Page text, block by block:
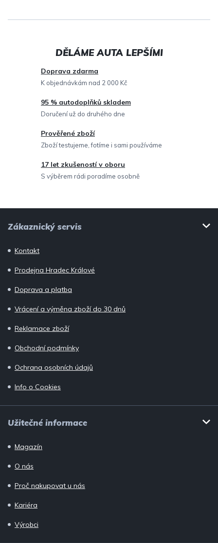
Doprava zdarma
K objednávkám nad 2 000 Kč
95 % autodoplňků skladem
Doručení už do druhého dne
Prověřené zboží
Zboží testujeme, fotíme i sami používáme
17 let zkušeností v oboru
S výběrem rádi poradíme osobně
Zákaznický servis
Kontakt
Prodejna Hradec Králové
Doprava a platba
Vrácení a výměna zboží do 30 dnů
Reklamace zboží
Obchodní podmínky
Ochrana osobních údajů
Info o Cookies
Užitečné informace
Magazín
O nás
Proč nakupovat u nás
Kariéra
Výrobci